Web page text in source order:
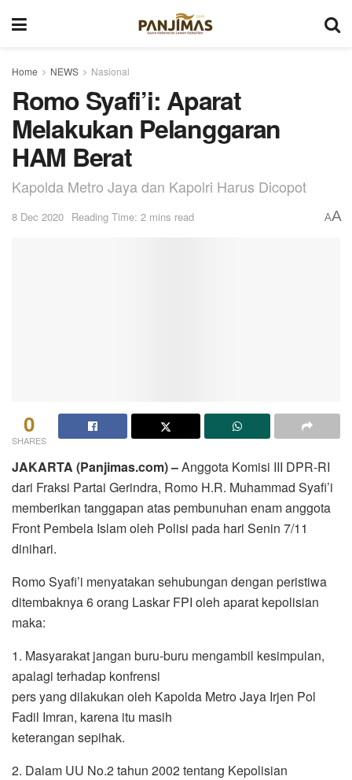
Home NEWS Nasional
Romo Syafi’i: Aparat
Melakukan Pelanggaran
HAM Berat
Kapolda Metro Jaya dan Kapolri Harus Dicopot
8 Dec 2020 Reading Time: 2 mins read AA
0
SHARES
JAKARTA (Panjimas.com) –Anggota Komisi III DPR-RI
dari Fraksi Partai Gerindra, Romo H.R. Muhammad Syafi’i
memberikan tanggapan atas pembunuhan enam anggota
Front Pembela Islam oleh Polisi pada hari Senin 7/11
dinihari.
Romo Syafi’i menyatakan sehubungan dengan peristiwa
ditembaknya 6 orang Laskar FPI oleh aparat kepolisian
maka:
1. Masyarakat jangan buru-buru mengambil kesimpulan,
apalagi terhadap konfrensi
pers yang dilakukan oleh Kapolda Metro Jaya Irjen Pol
Fadil Imran, karena itu masih
keterangan sepihak.
2. Dalam UU No.2 tahun 2002 tentang Kepolisian